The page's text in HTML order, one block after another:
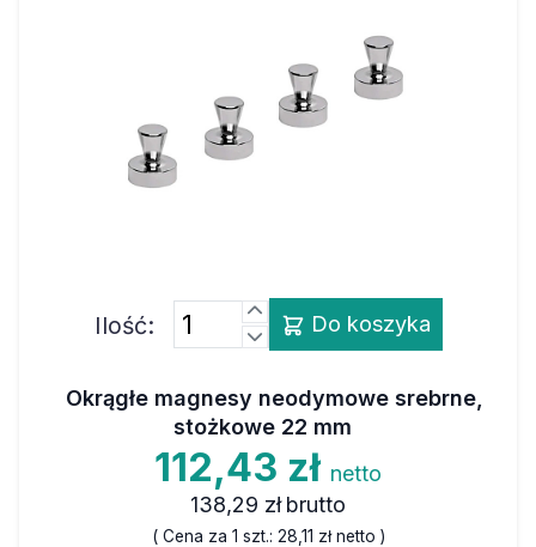
Ilość: Do koszyka
Okrągłe magnesy neodymowe srebrne,
stożkowe 22 mm
112,43 zł netto
138,29 zł brutto
( Cena za 1 szt.: 28,11 złnetto )